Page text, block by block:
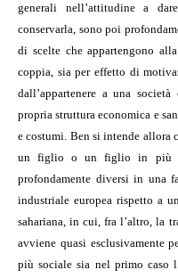
generali nell’attitudine a
conservarla, sono poi
di scelte che appartengono
coppia, sia per effetto di
dall’appartenere a una
propria struttura economica e
e costumi. Ben si intende allora
un figlio o un figlio in più
profondamente diversi in una
industriale europea rispetto a
sahariana, in cui, fra l’altro, la
avviene quasi esclusivamente
più sociale sia nel primo caso